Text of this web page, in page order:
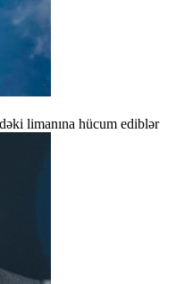
limanına hücum ediblər